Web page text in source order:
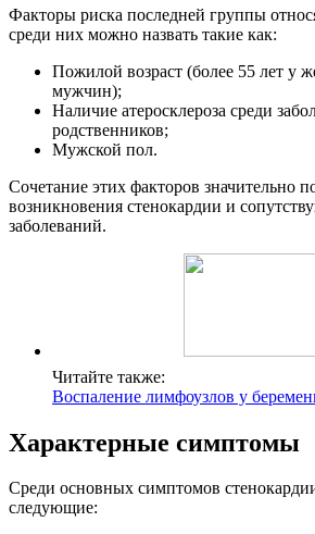
Факторы риска последней группы
среди них можно назвать такие как:
Пожилой возраст (более 55 лет у
мужчин);
Наличие атеросклероза среди
родственников;
Мужской пол.
Сочетание этих факторов значительно
возникновения стенокардии и
заболеваний.
Читайте также:
Воспаление лимфоузлов у
Характерные симптомы
Среди основных симптомов
следующие: